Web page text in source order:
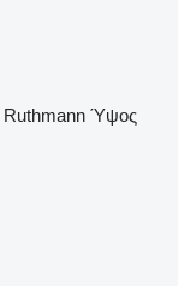
Ruthmann Ύψος